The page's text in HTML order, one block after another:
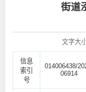
街道
文字大
信息
索引
号
014006438/
06914